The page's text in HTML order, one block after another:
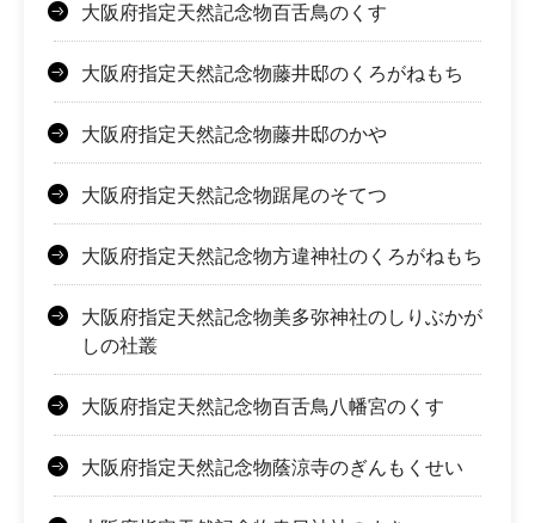
大阪府指定天然記念物百舌鳥のくす
大阪府指定天然記念物藤井邸のくろがねもち
大阪府指定天然記念物藤井邸のかや
大阪府指定天然記念物踞尾のそてつ
大阪府指定天然記念物方違神社のくろがねもち
大阪府指定天然記念物美多弥神社のしりぶかが
しの社叢
大阪府指定天然記念物百舌鳥八幡宮のくす
大阪府指定天然記念物蔭涼寺のぎんもくせい